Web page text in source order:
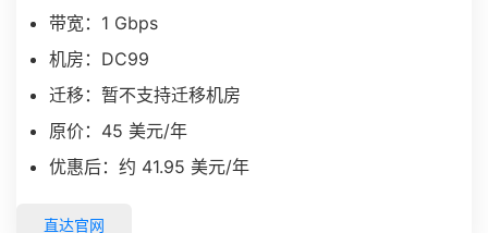
带宽：1 Gbps
机房：DC99
迁移：暂不支持迁移机房
原价：45 美元/年
优惠后：约 41.95 美元/年
直达官网